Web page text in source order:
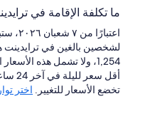
ما تكلفة الإقامة في
1,254، ولا تشمل هذه
تخضع الأسعار للتغيير. اختر